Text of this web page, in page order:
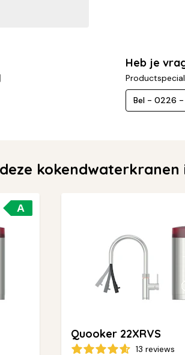
Heb je
Bel - 0226
A
Quooker 22XRVS
13 reviews